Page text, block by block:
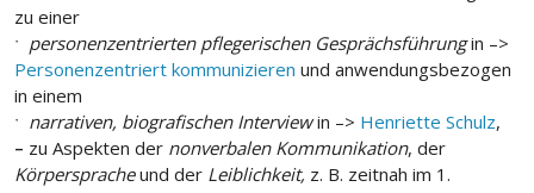
zu einer
ˑ personenzentrierten pflegerischen Gesprächsführungin –>
Personenzentriert kommunizieren und anwendungsbezogen
in einem
ˑ narrativen, biografischen Interviewin –> Henriette Schulz,
– zu Aspekten der nonverbalen Kommunikation, der
Körperspracheund der Leiblichkeit, z. B. zeitnah im 1.